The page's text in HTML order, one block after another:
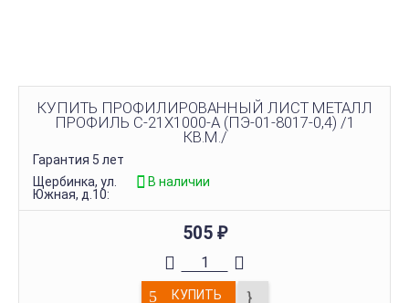
КУПИТЬ ПРОФИЛИРОВАННЫЙ ЛИСТ МЕТАЛЛ
ПРОФИЛЬ С-21Х1000-A (ПЭ-01-8017-0,4) /1
КВ.М./
Гарантия 5 лет
Щербинка, ул.
Южная, д.10:
В наличии
505 ₽
КУПИТЬ